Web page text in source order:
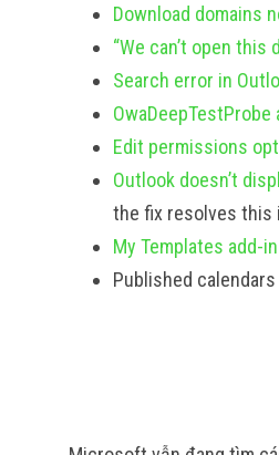
Download domains
“We can’t open
Search error in
Edit permissions
Outlook doesn’t
the fix resolves this
My Templates add-
Published